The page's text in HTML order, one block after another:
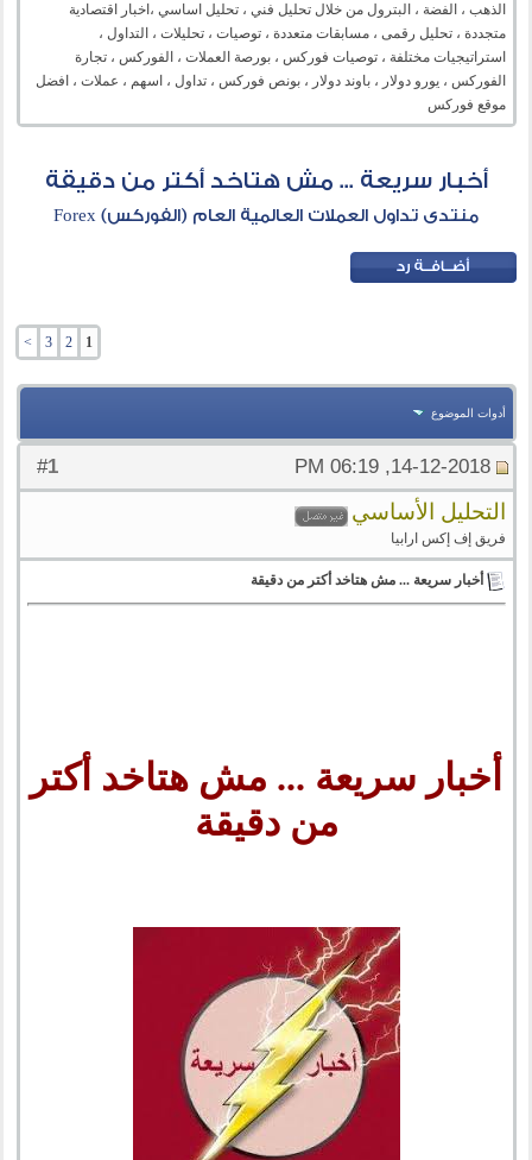
الذهب ، الفضة ، البترول من خلال تحليل فني ، تحليل اساسي ،اخبار اقتصادية
متجددة ، تحليل رقمى ، مسابقات متعددة ، توصيات ، تحليلات ، التداول ،
استراتيجيات مختلفة ، توصيات فوركس ، بورصة العملات ، الفوركس ، تجارة
الفوركس ، يورو دولار ، باوند دولار ، بونص فوركس ، تداول ، اسهم ، عملات ، افضل
موقع فوركس
أخبار سريعة ... مش هتاخد أكتر من دقيقة
منتدى تداول العملات العالمية العام (الفوركس) Forex
1
2
3
>
أدوات الموضوع
#
1 14-12-2018, 06:19 PM
التحليل الأساسي
فريق إف إكس ارابيا
أخبار سريعة ... مش هتاخد أكتر من دقيقة
أخبار سريعة ... مش هتاخد أكتر
من دقيقة